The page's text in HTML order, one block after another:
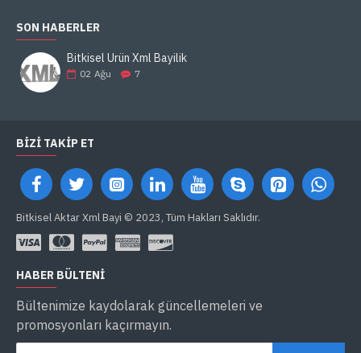
SON HABERLER
Bitkisel Ürün Xml Bayilik
02 Ağu 7
BIZI TAKIP ET
Bitkisel Aktar Xml Bayi © 2023, Tüm Hakları Saklıdır.
HABER BÜLTENI
Bültenimize kaydolarak güncellemeleri ve
promosyonları kaçırmayın.